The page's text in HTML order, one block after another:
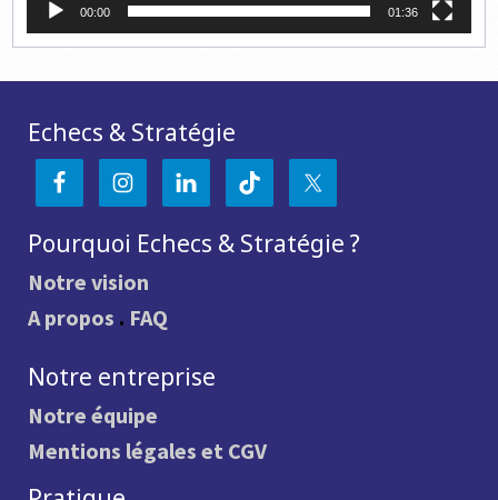
00:00 01:36
Echecs & Stratégie
Pourquoi Echecs & Stratégie ?
Notre vision
A propos . FAQ
Notre entreprise
Notre équipe
Mentions légales et CGV